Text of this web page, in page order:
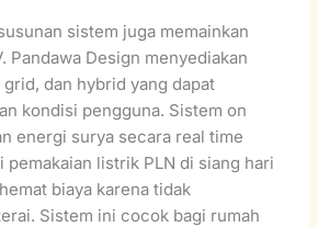
sistem juga memainkan
Pandawa Design menyediakan
dan hybrid yang dapat
kondisi pengguna. Sistem on
energi surya secara real time
pemakaian listrik PLN di siang hari
biaya karena tidak
Sistem ini cocok bagi rumah